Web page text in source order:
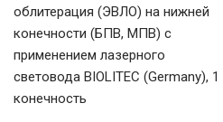
облитерация (ЭВЛО) на нижней
конечности (БПВ, МПВ) с
применением лазерного
световода BIOLITEC (Germany), 1
конечность